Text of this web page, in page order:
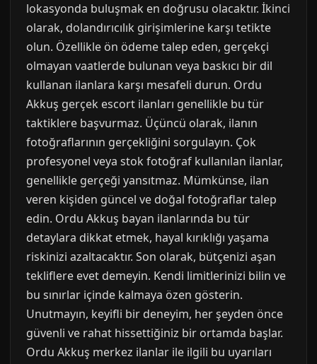
lokasyonda buluşmak en doğrusu olacaktır. İkinci
olarak, dolandırıcılık girişimlerine karşı tetikte
olun. Özellikle ön ödeme talep eden, gerçekçi
olmayan vaatlerde bulunan veya baskıcı bir dil
kullanan ilanlara karşı mesafeli durun. Ordu
Akkuş gerçek escort ilanları genellikle bu tür
taktiklere başvurmaz. Üçüncü olarak, ilanın
fotoğraflarının gerçekliğini sorgulayın. Çok
profesyonel veya stok fotoğraf kullanılan ilanlar,
genellikle gerçeği yansıtmaz. Mümkünse, ilan
veren kişiden güncel ve doğal fotoğraflar talep
edin. Ordu Akkuş bayan ilanlarında bu tür
detaylara dikkat etmek, hayal kırıklığı yaşama
riskinizi azaltacaktır. Son olarak, bütçenizi aşan
tekliflere evet demeyin. Kendi limitlerinizi bilin ve
bu sınırlar içinde kalmaya özen gösterin.
Unutmayın, keyifli bir deneyim, her şeyden önce
güvenli ve rahat hissettiğiniz bir ortamda başlar.
Ordu Akkuş merkez ilanlar ile ilgili bu uyarıları